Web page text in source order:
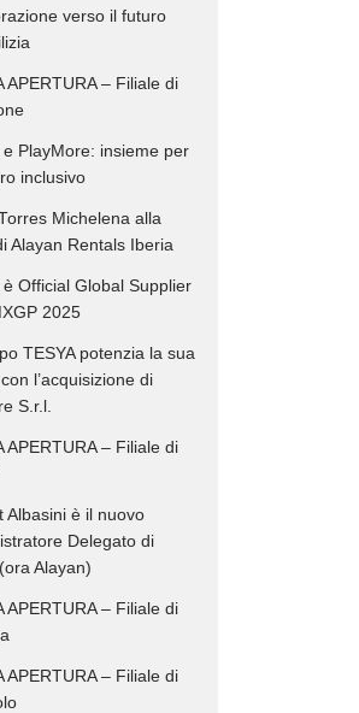
verso il futuro
APERTURA – Filiale di
e PlayMore: insieme per
inclusivo
Michelena alla
Alayan Rentals Iberia
è Official Global Supplier
2025
TESYA potenzia la sua
l’acquisizione di
S.r.l.
APERTURA – Filiale di
Albasini è il nuovo
Delegato di
Alayan)
APERTURA – Filiale di
APERTURA – Filiale di